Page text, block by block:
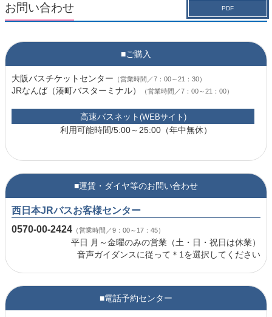
お問い合わせ PDF
■ご購入
大阪バスチケットセンター （営業時間／7：00～21：30）
JRなんば（湊町バスターミナル） （営業時間／7：00～21：00）
高速バスネット (WEBサイト)
利用可能時間/5:00～25:00（年中無休）
■運賃・ダイヤ等のお問い合わせ
西日本JRバスお客様センター
0570-00-2424 （営業時間／9：00～17：45）
平日 月～金曜のみの営業（土・日・祝日は休業）
音声ガイダンスに従って＊1を選択してください
■電話予約センター